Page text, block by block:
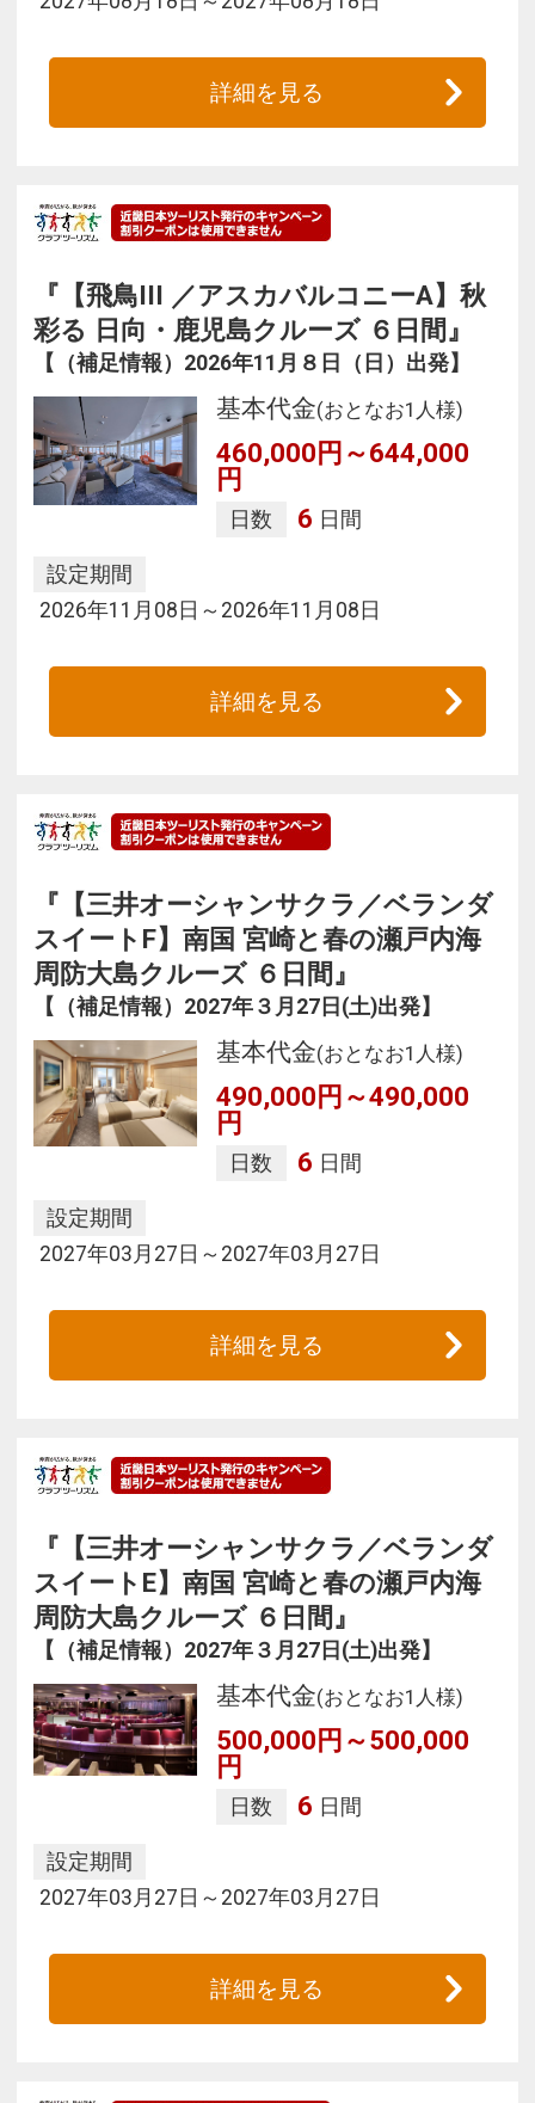
詳細を見る
『【飛鳥III ／アスカバルコニーA】秋
彩る 日向・鹿児島クルーズ ６日間』
【（補足情報）2026年11月８日（日）出発】
基本代金(おとなお1人様)
460,000円～644,000
円
日数 6 日間
設定期間
2026年11月08日～2026年11月08日
詳細を見る
『【三井オーシャンサクラ／ベランダ
スイートF】南国 宮崎と春の瀬戸内海
周防大島クルーズ ６日間』
【（補足情報）2027年３月27日(土)出発】
基本代金(おとなお1人様)
490,000円～490,000
円
日数 6 日間
設定期間
2027年03月27日～2027年03月27日
詳細を見る
『【三井オーシャンサクラ／ベランダ
スイートE】南国 宮崎と春の瀬戸内海
周防大島クルーズ ６日間』
【（補足情報）2027年３月27日(土)出発】
基本代金(おとなお1人様)
500,000円～500,000
円
日数 6 日間
設定期間
2027年03月27日～2027年03月27日
詳細を見る